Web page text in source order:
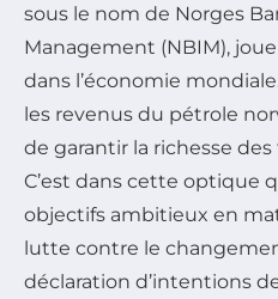
sous le nom de Norges
Management (NBIM),
dans l’économie
les revenus du pétrole
de garantir la richesse
C’est dans cette optique
objectifs ambitieux en
lutte contre le
déclaration d’intentions